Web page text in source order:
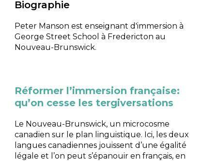
Biographie
Peter Manson est enseignant d'immersion à
George Street School à Fredericton au
Nouveau-Brunswick.
Réformer l’immersion française:
qu’on cesse les tergiversations
Le Nouveau-Brunswick, un microcosme
canadien sur le plan linguistique. Ici, les deux
langues canadiennes jouissent d’une égalité
légale et l’on peut s’épanouir en français, en